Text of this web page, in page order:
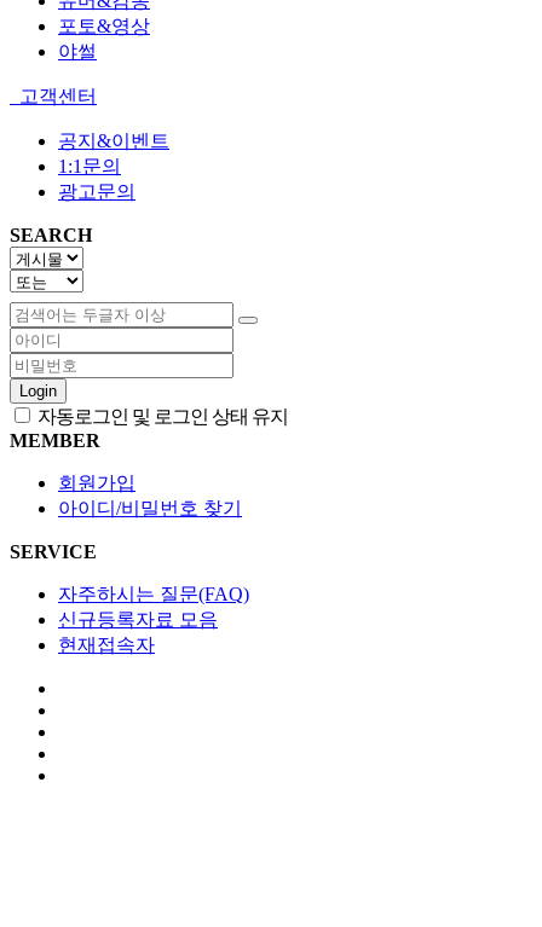
포토&영상
야썰
고객센터
공지&이벤트
1:1문의
광고문의
SEARCH
Login
자동로그인 및 로그인 상태 유지
MEMBER
회원가입
아이디/비밀번호 찾기
SERVICE
자주하시는 질문(FAQ)
신규등록자료 모음
현재접속자